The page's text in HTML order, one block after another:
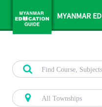
MYANMAR